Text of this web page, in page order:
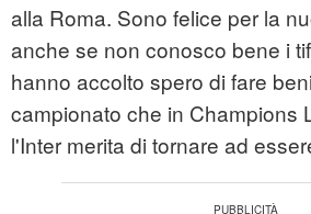
alla Roma. Sono felice per la
anche se non conosco bene i
hanno accolto spero di fare
campionato che in Champions
l'Inter merita di tornare ad